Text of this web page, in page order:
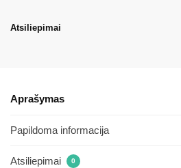
Atsiliepimai
Aprašymas
Papildoma informacija
Atsiliepimai 0